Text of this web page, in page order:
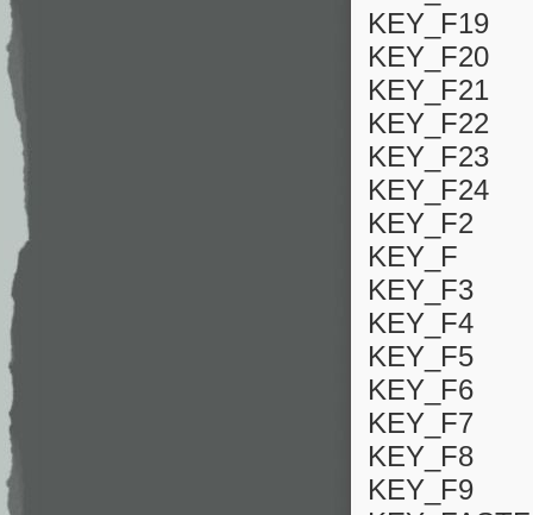
KEY_F19
KEY_F20
KEY_F21
KEY_F22
KEY_F23
KEY_F24
KEY_F2
KEY_F
KEY_F3
KEY_F4
KEY_F5
KEY_F6
KEY_F7
KEY_F8
KEY_F9